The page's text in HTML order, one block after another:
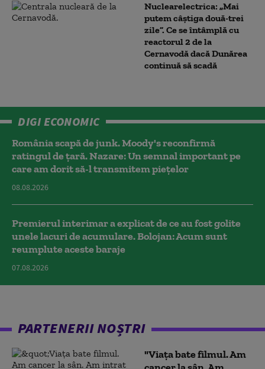
Nuclearelectrica: „Mai
putem câștiga două-trei
zile”. Ce se întâmplă cu
reactorul 2 de la
Cernavodă dacă Dunărea
continuă să scadă
DIGI ECONOMIC
România scapă de junk. Moody's reconfirmă
ratingul de țară. Nazare: Un semnal important pe
care am dorit să-l transmitem piețelor
08.08.2026
Premierul interimar a explicat de ce au fost golite
unele lacuri de acumulare. Bolojan: Acum sunt
reumplute aceste baraje
07.08.2026
PARTENERII NOȘTRI
"Viața bate filmul. Am